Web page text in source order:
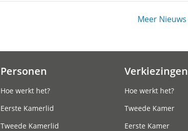
Volgende
Meer Nieuws
Personen
Hoe werkt het?
Eerste Kamerlid
Tweede Kamerlid
Verkiezingen
Hoe werkt het?
Tweede Kamer
Eerste Kamer